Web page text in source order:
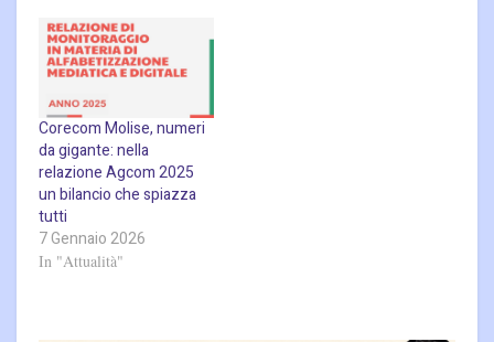
Corecom Molise, numeri
da gigante: nella
relazione Agcom 2025
un bilancio che spiazza
tutti
7 Gennaio 2026
In "Attualità"